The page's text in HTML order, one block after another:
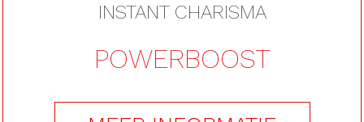
INSTANT CHARISMA
POWERBOOST